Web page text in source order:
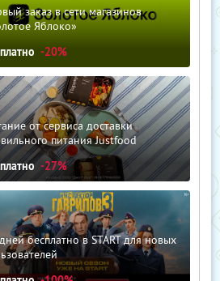
заказ в сети магазинов
Яблоко»
-20%
от сервиса доставки
питания Justfood
-27%
бесплатно в START для новых